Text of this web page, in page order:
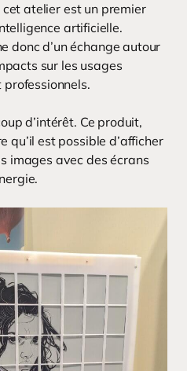
atelier est un premier
artificielle.
donc d’un échange autour
sur les usages
professionnels.
d’intérêt. Ce produit,
qu’il est possible d’afficher
images avec des écrans